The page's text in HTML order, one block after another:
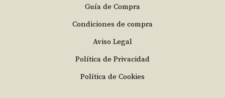
Guía de Compra
Condiciones de compra
Aviso Legal
Política de Privacidad
Política de Cookies